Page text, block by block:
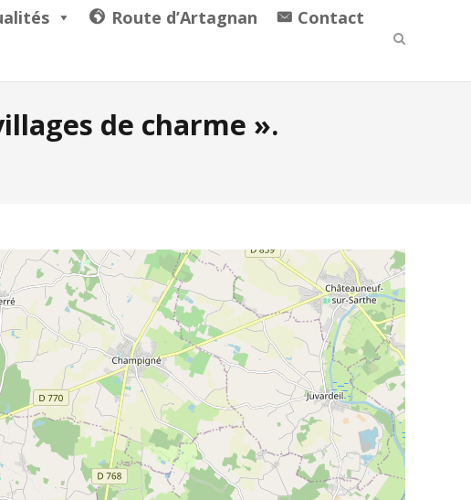
Route d’Artagnan Contact
de charme ».